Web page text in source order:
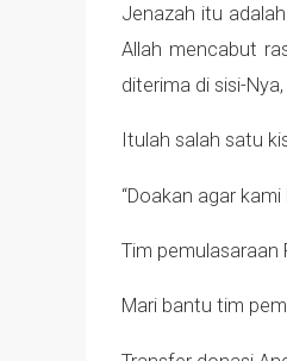
Jenazah itu
Allah mencabut
diterima di sisi-
Itulah salah satu
“Doakan agar
Tim pemulasaraan
Mari bantu tim